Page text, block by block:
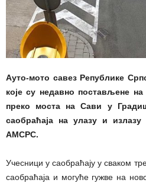
Ауто-мото савез Републике
које су недавно постављене
преко моста на Сави у
саобраћаја на улазу и
АМСРС.
Учесници у саобраћају у сваком
саобраћаја и могуће гужве на